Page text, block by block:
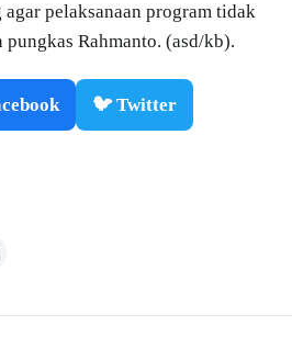
pelaksanaan program tidak
Rahmanto. (asd/kb).
🐦 Twitter